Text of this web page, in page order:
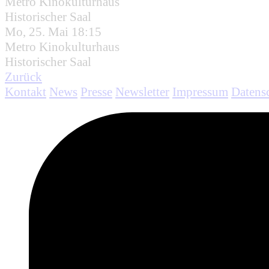
Historischer Saal
Mo, 25. Mai 18:15
Metro Kinokulturhaus
Historischer Saal
Zurück
Kontakt News Presse Newsletter Impressum